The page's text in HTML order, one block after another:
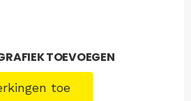
TOEVOEGEN
toe